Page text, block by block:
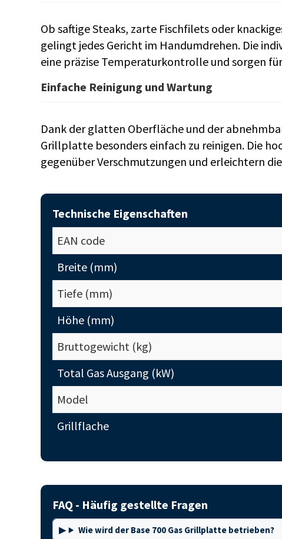
Ob saftige Steaks, zarte Fischfilets oder
gelingt jedes Gericht im Handumdrehen. Die
eine präzise Temperaturkontrolle und sorgen
Einfache Reinigung und Wartung
Dank der glatten Oberfläche und der
Grillplatte besonders einfach zu reinigen. Die
gegenüber Verschmutzungen und erleichtern
Technische Eigenschaften
EAN code
Breite (mm)
Tiefe (mm)
Höhe (mm)
Bruttogewicht (kg)
Total Gas Ausgang (kW)
Model
Grillflache
FAQ - Häufig gestellte Fragen
Wie wird der Base 700 Gas Grillplatte betrieben?